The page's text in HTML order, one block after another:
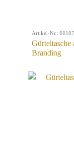
Artikel-Nr.:
Branding